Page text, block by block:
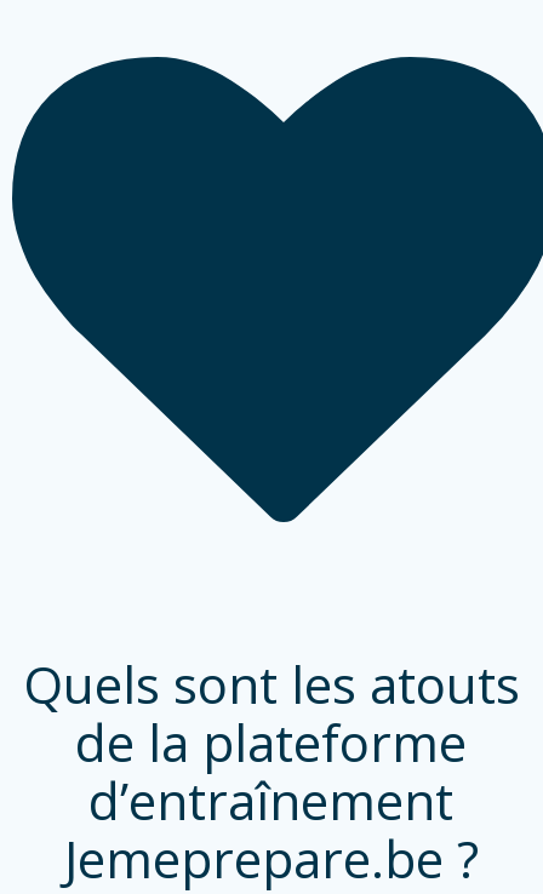
Quels sont les atouts
de la plateforme
d’entraînement
Jemeprepare.be ?